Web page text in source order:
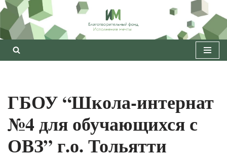
Перейти
к
содержимому
ГБОУ “Школа-интернат
№4 для обучающихся с
ОВЗ” г.о. Тольятти